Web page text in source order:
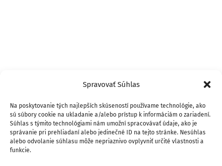
Spravovať Súhlas
Na poskytovanie tých najlepších skúseností používame technológie, ako
sú súbory cookie na ukladanie a/alebo prístup k informáciám o zariadení.
Súhlas s týmito technológiami nám umožní spracovávať údaje, ako je
správanie pri prehliadaní alebo jedinečné ID na tejto stránke. Nesúhlas
alebo odvolanie súhlasu môže nepriaznivo ovplyvniť určité vlastnosti a
funkcie.